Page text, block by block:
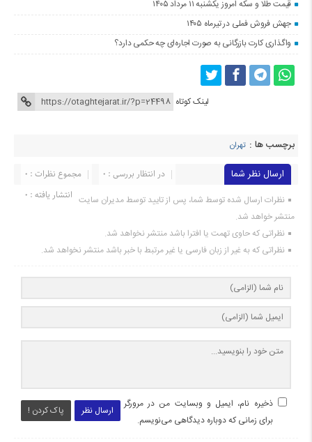
قیمت طلا و سکه امروز یکشنبه ۱۱ مرداد ۱۴۰۵
جهش فروش فملی در تیرماه ۱۴۰۵
واگذاری کارت بازرگانی به صورت اجاره‌ای چه حکمی دارد؟
لینک کوتاه
برچسب ها : تهران
ارسال نظر شما مجموع نظرات : 0
در انتظار بررسی : 0
انتشار یافته : 0 نظرات ارسال شده توسط شما، پس از تایید توسط مدیران سایت
منتشر خواهد شد.
نظراتی که حاوی تهمت یا افترا باشد منتشر نخواهد شد.
نظراتی که به غیر از زبان فارسی یا غیر مرتبط با خبر باشد منتشر نخواهد شد.
ارسال نظر پاک کردن !
ذخیره نام، ایمیل و وبسایت من در مرورگر
برای زمانی که دوباره دیدگاهی می‌نویسم.